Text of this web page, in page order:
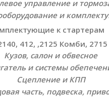
управление и
и
к стартерам
412, ,2125 Комби,
Кузов, салон и обвесное
и системы
Сцепление и КПП
часть, подвеска,